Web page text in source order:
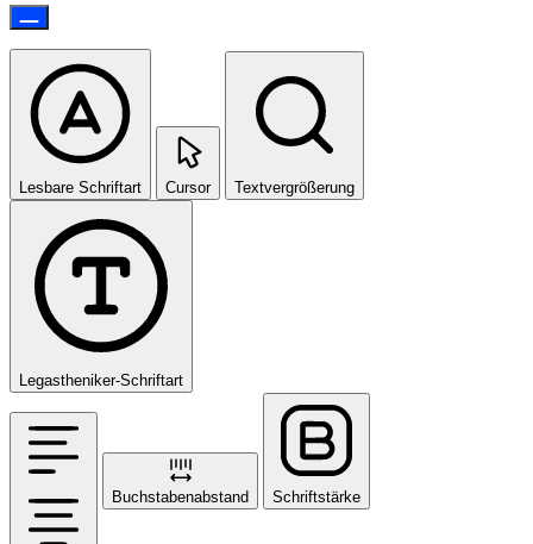
Lesbare Schriftart Cursor Textvergrößerung
Legastheniker-Schriftart
Buchstabenabstand Schriftstärke